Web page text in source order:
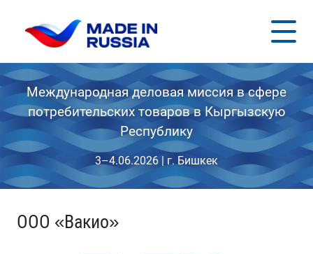
Международная деловая миссия в сфере
потребительских товаров в Кыргызскую
Республику
3–4.06.2026 | г. Бишкек
ООО «Вакио»